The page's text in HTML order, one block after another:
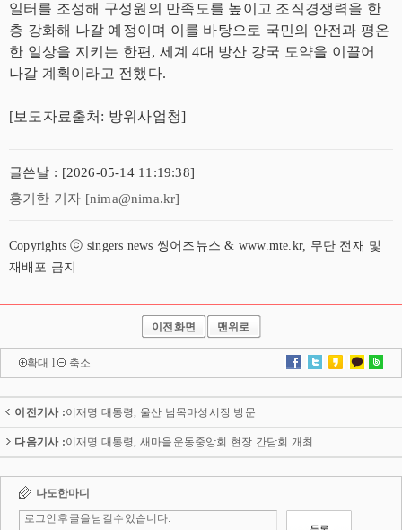
일터를 조성해 구성원의 만족도를 높이고 조직경쟁력을 한
층 강화해 나갈 예정이며 이를 바탕으로 국민의 안전과 평온
한 일상을 지키는 한편, 세계 4대 방산 강국 도약을 이끌어
나갈 계획이라고 전했다.
[보도자료출처: 방위사업청]
글쓴날 : [2026-05-14 11:19:38]
홍기한 기자 [nima@nima.kr]
Copyrights ⓒ singers news 씽어즈뉴스 & www.mte.kr, 무단 전재 및
재배포 금지
이전화면 맨위로
확대 l 축소
이전기사 :이재명 대통령, 울산 남목마성시장 방문
다음기사 :이재명 대통령, 새마을운동중앙회 현장 간담회 개최